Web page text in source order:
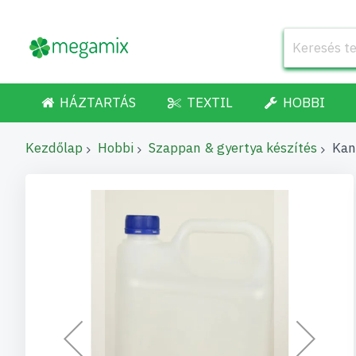
HÁZTARTÁS TEXTIL HOBBI
Kezdőlap Hobbi Szappan & gyertya készítés